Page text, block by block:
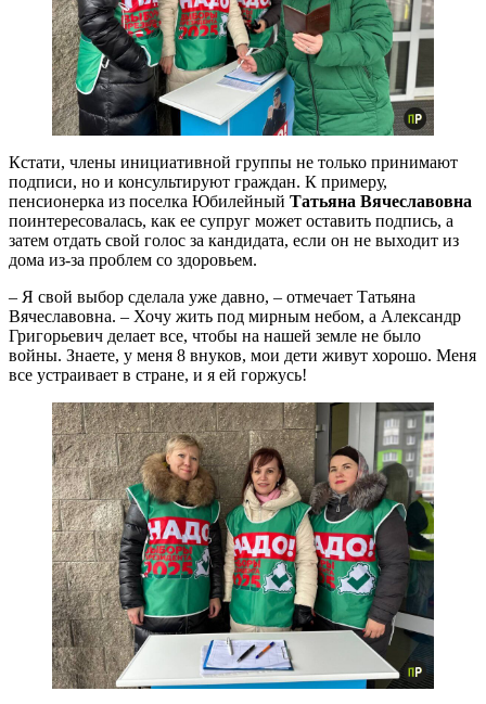
Кстати, члены инициативной группы не только принимают
подписи, но и консультируют граждан. К примеру,
пенсионерка из поселка Юбилейный Татьяна Вячеславовна
поинтересовалась, как ее супруг может оставить подпись, а
затем отдать свой голос за кандидата, если он не выходит из
дома из-за проблем со здоровьем.
– Я свой выбор сделала уже давно, – отмечает Татьяна
Вячеславовна. – Хочу жить под мирным небом, а Александр
Григорьевич делает все, чтобы на нашей земле не было
войны. Знаете, у меня 8 внуков, мои дети живут хорошо. Меня
все устраивает в стране, и я ей горжусь!